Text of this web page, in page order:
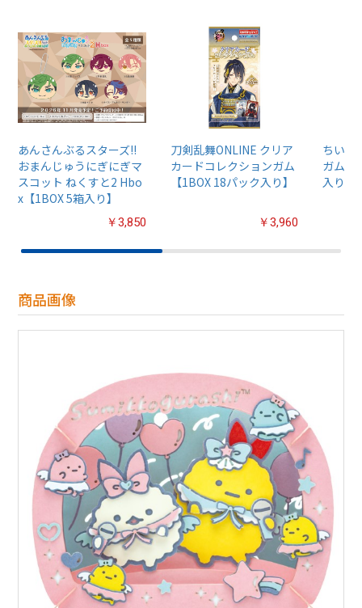
あんさんぶるスターズ!!
おまんじゅうにぎにぎマ
スコット ねくすと2 Hbo
x【1BOX 5箱入り】
￥3,850
刀剣乱舞ONLINE クリア
カードコレクションガム
【1BOX 18パック入り】
￥3,960
ちいか
ガム4
入り】
商品画像